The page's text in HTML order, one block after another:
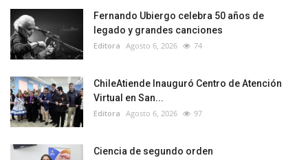
Fernando Ubiergo celebra 50 años de
legado y grandes canciones
Editora Agosto 6, 2026 74
ChileAtiende Inauguró Centro de Atención
Virtual en San...
Editora Agosto 6, 2026 97
Ciencia de segundo orden